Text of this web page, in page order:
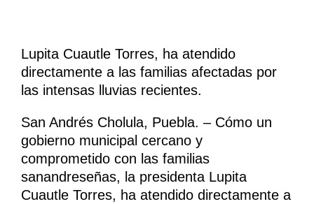
Lupita Cuautle Torres, ha atendido
directamente a las familias afectadas por
las intensas lluvias recientes.
San Andrés Cholula, Puebla. – Cómo un
gobierno municipal cercano y
comprometido con las familias
sanandreseñas, la presidenta Lupita
Cuautle Torres, ha atendido directamente a